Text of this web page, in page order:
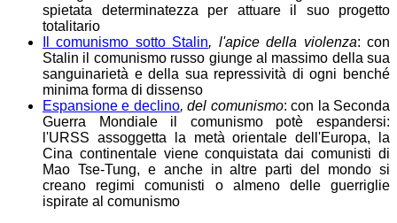
spietata determinatezza per attuare il suo progetto
totalitario
Il comunismo sotto Stalin, l'apice della violenza: con
Stalin il comunismo russo giunge al massimo della sua
sanguinarietà e della sua repressività di ogni benché
minima forma di dissenso
Espansione e declino, del comunismo: con la Seconda
Guerra Mondiale il comunismo potè espandersi:
l'URSS assoggetta la metà orientale dell'Europa, la
Cina continentale viene conquistata dai comunisti di
Mao Tse-Tung, e anche in altre parti del mondo si
creano regimi comunisti o almeno delle guerriglie
ispirate al comunismo